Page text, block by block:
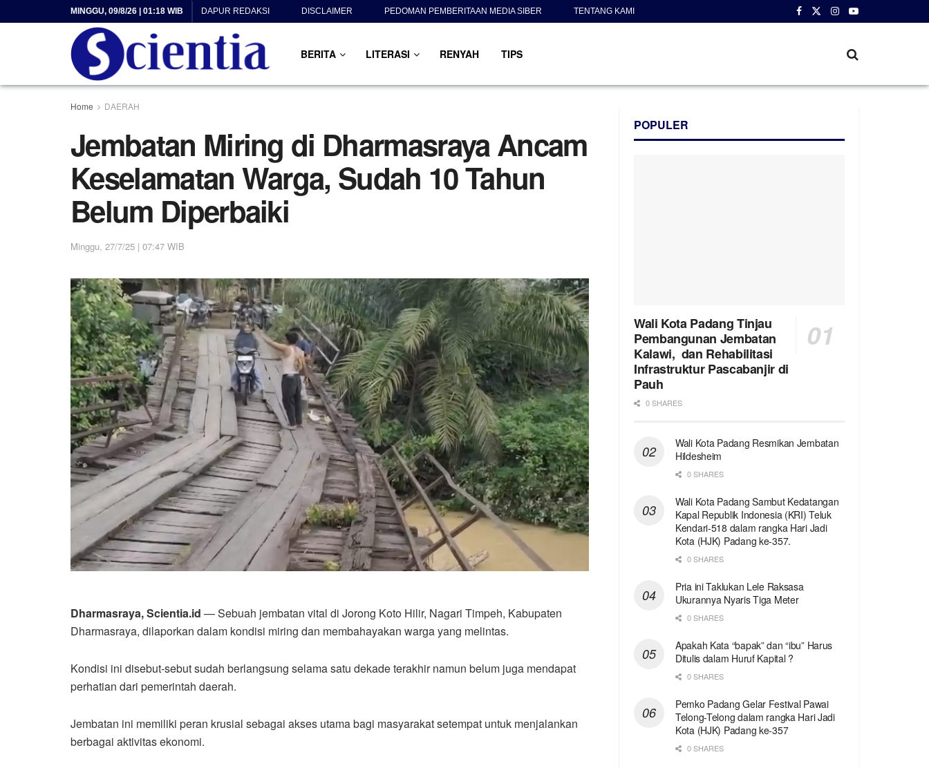
MINGGU, 09/8/26 | 01:18 WIB DAPUR REDAKSI DISCLAIMER PEDOMAN PEMBERITAAN MEDIA SIBER TENTANG KAMI
BERITA LITERASI RENYAH TIPS
Home DAERAH
Jembatan Miring di Dharmasraya Ancam
Keselamatan Warga, Sudah 10 Tahun
Belum Diperbaiki
Minggu, 27/7/25 | 07:47 WIB
Dharmasraya, Scientia.id — Sebuah jembatan vital di Jorong Koto Hilir, Nagari Timpeh, Kabupaten
Dharmasraya, dilaporkan dalam kondisi miring dan membahayakan warga yang melintas.
Kondisi ini disebut-sebut sudah berlangsung selama satu dekade terakhir namun belum juga mendapat
perhatian dari pemerintah daerah.
Jembatan ini memiliki peran krusial sebagai akses utama bagi masyarakat setempat untuk menjalankan
berbagai aktivitas ekonomi.
POPULER
Wali Kota Padang Tinjau
Pembangunan Jembatan
Kalawi, dan Rehabilitasi
Infrastruktur Pascabanjir di
Pauh
0 SHARES
Wali Kota Padang Resmikan Jembatan
Hildesheim
0 SHARES
Wali Kota Padang Sambut Kedatangan
Kapal Republik Indonesia (KRI) Teluk
Kendari-518 dalam rangka Hari Jadi
Kota (HJK) Padang ke-357.
0 SHARES
Pria ini Taklukan Lele Raksasa
Ukurannya Nyaris Tiga Meter
0 SHARES
Apakah Kata “bapak” dan “ibu” Harus
Ditulis dalam Huruf Kapital ?
0 SHARES
Pemko Padang Gelar Festival Pawai
Telong-Telong dalam rangka Hari Jadi
Kota (HJK) Padang ke-357
0 SHARES